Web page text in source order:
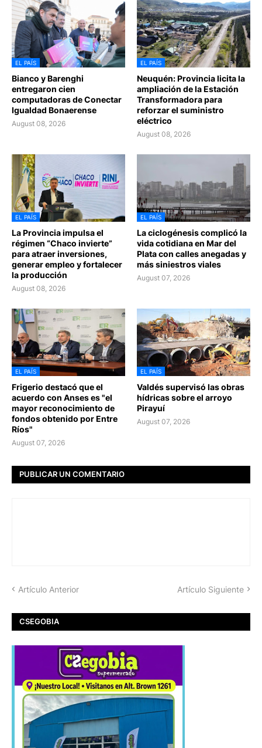
EL PAÍS
Bianco y Barenghi
entregaron cien
computadoras de Conectar
Igualdad Bonaerense
August 08, 2026
EL PAÍS
Neuquén: Provincia licita la
ampliación de la Estación
Transformadora para
reforzar el suministro
eléctrico
August 08, 2026
EL PAÍS
La Provincia impulsa el
régimen “Chaco invierte”
para atraer inversiones,
generar empleo y fortalecer
la producción
August 08, 2026
EL PAÍS
La ciclogénesis complicó la
vida cotidiana en Mar del
Plata con calles anegadas y
más siniestros viales
August 07, 2026
EL PAÍS
Frigerio destacó que el
acuerdo con Anses es "el
mayor reconocimiento de
fondos obtenido por Entre
Ríos"
August 07, 2026
EL PAÍS
Valdés supervisó las obras
hídricas sobre el arroyo
Pirayuí
August 07, 2026
PUBLICAR UN COMENTARIO
Artículo Anterior Artículo Siguiente
CSEGOBIA